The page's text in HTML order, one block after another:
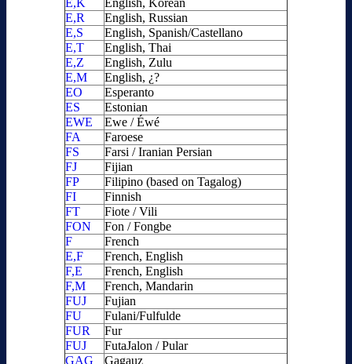
E,K
English, Korean
E,R
English, Russian
E,S
English, Spanish/Castellano
E,T
English, Thai
E,Z
English, Zulu
E,M
English, ¿?
EO
Esperanto
ES
Estonian
EWE
Ewe / Éwé
FA
Faroese
FS
Farsi / Iranian Persian
FJ
Fijian
FP
Filipino (based on Tagalog)
FI
Finnish
FT
Fiote / Vili
FON
Fon / Fongbe
F
French
E,F
French, English
F,E
French, English
F,M
French, Mandarin
FUJ
Fujian
FU
Fulani/Fulfulde
FUR
Fur
FUJ
FutaJalon / Pular
GAG
Gagauz